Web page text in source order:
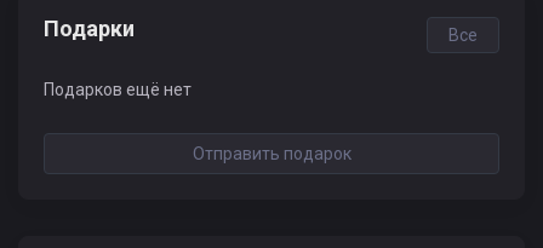
Подарки Все
Подарков ещё нет
Отправить подарок